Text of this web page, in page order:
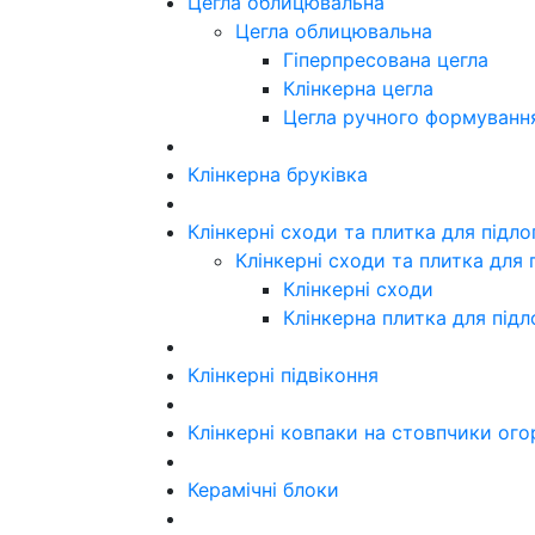
Цегла облицювальна
Гіперпресована цегла
Клінкерна цегла
Цегла ручного
Клінкерна бруківка
Клінкерні сходи та плитка для
Клінкерні сходи та плитка для
Клінкерні сходи
Клінкерна плитка для
Клінкерні підвіконня
Клінкерні ковпаки на стовпчики
Керамічні блоки